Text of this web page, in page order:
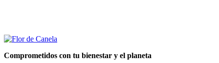
Comprometidos con tu bienestar y el planeta